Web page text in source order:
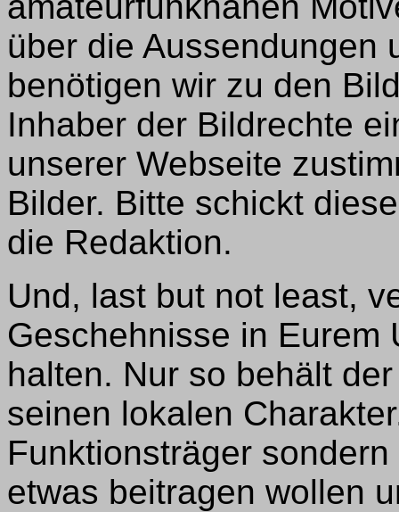
über die Aussendungen
benötigen wir zu den
Inhaber der Bildrechte
unserer Webseite
Bilder. Bitte schickt
die Redaktion.
Und, last but not least,
Geschehnisse in Eurem
halten. Nur so behält
seinen lokalen
Funktionsträger
etwas beitragen wollen